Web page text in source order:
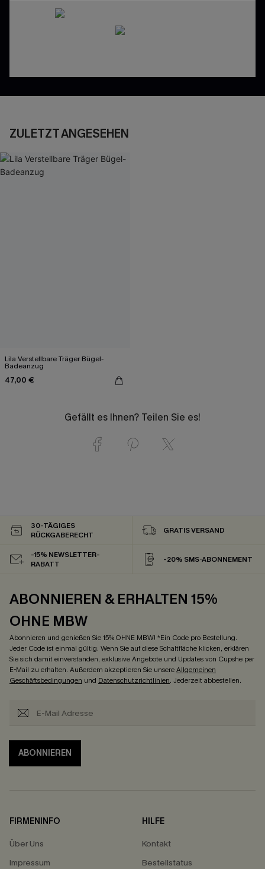
ZULETZT ANGESEHEN
Lila Verstellbare Träger Bügel-
Badeanzug
47,00 €
Gefällt es Ihnen? Teilen Sie es!
30-TÄGIGES
RÜCKGABERECHT
GRATIS VERSAND
-15% NEWSLETTER-
RABATT
-20% SMS-ABONNEMENT
ABONNIEREN & ERHALTEN 15%
OHNE MBW
Abonnieren und genießen Sie 15% OHNE MBW! *Ein Code pro Bestellung.
Jeder Code ist einmal gültig. Wenn Sie auf diese Schaltfläche klicken, erklären
Sie sich damit einverstanden, exklusive Angebote und Updates von Cupshe per
E-Mail zu erhalten. Außerdem akzeptieren Sie unsereAllgemeinen
Geschäftsbedingungen und Datenschutzrichtlinien. Jederzeit abbestellen.
ABONNIEREN
FIRMENINFO
Über Uns
Impressum
HILFE
Kontakt
Bestellstatus